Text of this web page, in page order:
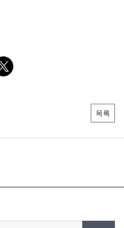
목록